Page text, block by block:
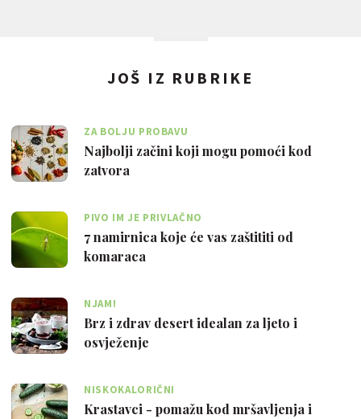
JOŠ IZ RUBRIKE
ZA BOLJU PROBAVU
Najbolji začini koji mogu pomoći kod
zatvora
PIVO IM JE PRIVLAČNO
7 namirnica koje će vas zaštititi od
komaraca
NJAM!
Brz i zdrav desert idealan za ljeto i
osvježenje
NISKOKALORIČNI
Krastavci - pomažu kod mršavljenja i